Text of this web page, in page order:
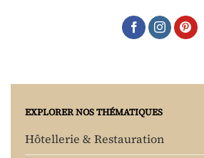
EXPLORER NOS THÉMATIQUES
Hôtellerie & Restauration